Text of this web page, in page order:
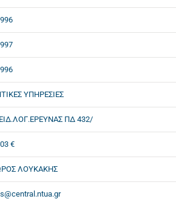
ΥΠΗΡΕΣΙΕΣ
ΠΔ 432/
€
ΛΟΥΚΑΚΗΣ